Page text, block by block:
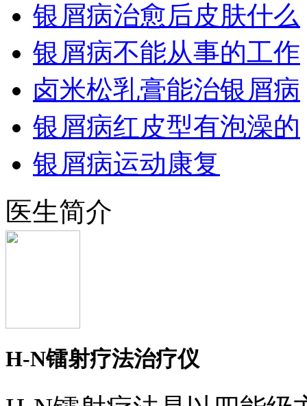
银屑病治愈后皮肤什么
银屑病不能从事的工作
卤米松乳膏能治银屑病
银屑病红皮型有泡澡的
银屑病运动康复
医生简介
H-N镭射疗法治疗仪